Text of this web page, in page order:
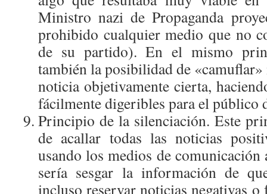
Ministro nazi de Propaganda
prohibido cualquier medio que no
de su partido). En el mismo
también la posibilidad de
noticia objetivamente cierta,
fácilmente digeribles para el público
Principio de la silenciación. Este
de acallar todas las noticias
usando los medios de
sería sesgar la información de
incluso reservar noticias negativas o